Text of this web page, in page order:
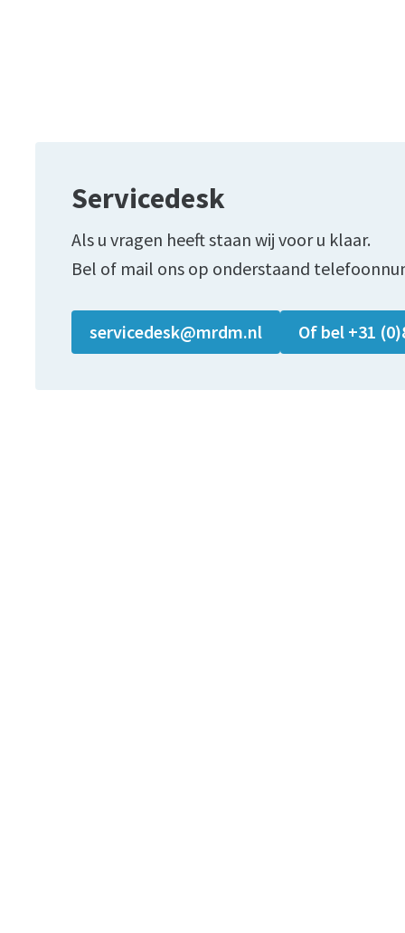
Servicedesk
Als u vragen heeft staan wij voor u klaar.
Bel of mail ons op onderstaand
servicedesk@mrdm.nl Of bel +31